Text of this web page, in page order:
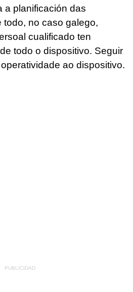
a planificación das
todo, no caso galego,
cualificado ten
todo o dispositivo. Seguir
ao dispositivo.